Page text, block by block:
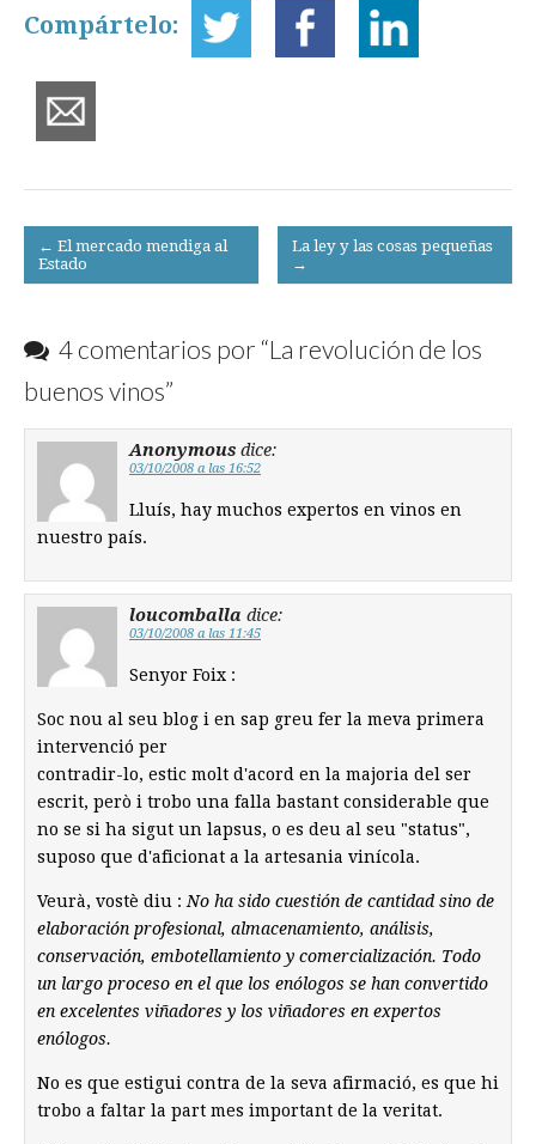
Compártelo:
Post
navigation
← El mercado mendiga al
Estado
La ley y las cosas pequeñas
→
4 comentarios por “La revolución de los
buenos vinos”
Anonymous dice:
03/10/2008 a las 16:52
Lluís, hay muchos expertos en vinos en
nuestro país.
loucomballa dice:
03/10/2008 a las 11:45
Senyor Foix :
Soc nou al seu blog i en sap greu fer la meva primera
intervenció per
contradir-lo, estic molt d'acord en la majoria del ser
escrit, però i trobo una falla bastant considerable que
no se si ha sigut un lapsus, o es deu al seu "status",
suposo que d'aficionat a la artesania vinícola.
Veurà, vostè diu :No ha sido cuestión de cantidad sino de
elaboración profesional, almacenamiento, análisis,
conservación, embotellamiento y comercialización. Todo
un largo proceso en el que los enólogos se han convertido
en excelentes viñadores y los viñadores en expertos
enólogos.
No es que estigui contra de la seva afirmació, es que hi
trobo a faltar la part mes important de la veritat.